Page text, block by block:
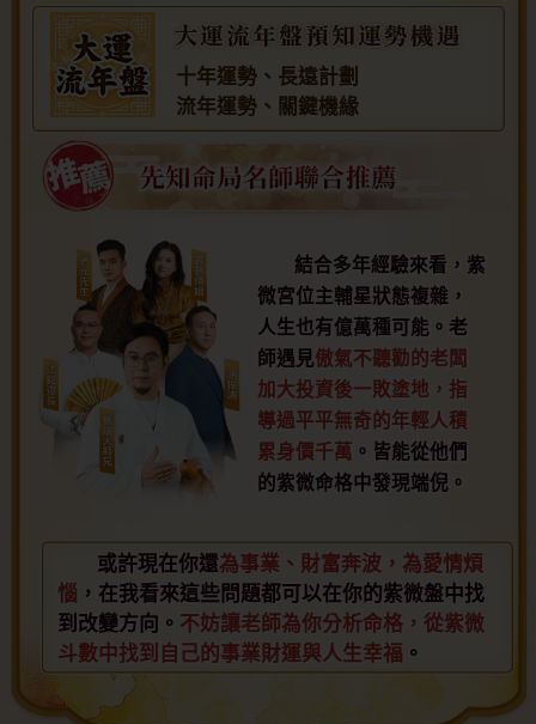
十年運勢、長遠計劃
流年運勢、關鍵機緣
結合多年經驗來看，紫
微宮位主輔星狀態複雜，
人生也有億萬種可能。老
師遇見傲氣不聽勸的老闆
加大投資後一敗塗地，指
導過平平無奇的年輕人積
累身價千萬 。皆能從他們
的紫微命格中發現端倪。
或許現在你還為事業、財富奔波，為愛情煩
惱 ，在我看來這些問題都可以在你的紫微盤中找
到改變方向。 不妨讓老師為你分析命格，從紫微
斗數中找到自己的事業財運與人生幸福 。